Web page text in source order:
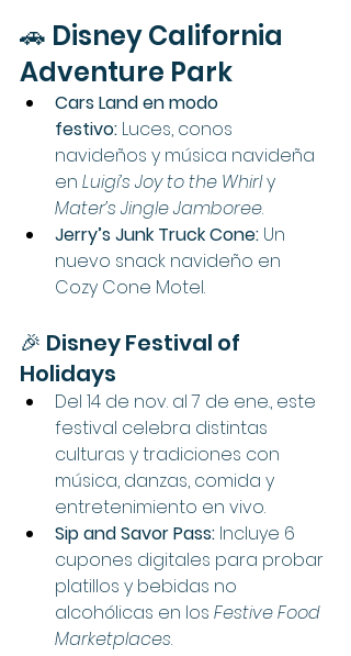
🚗 Disney California
Adventure Park
Cars Land en modo
festivo: Luces, conos
navideños y música navideña
en Luigi’s Joy to the Whirl y
Mater’s Jingle Jamboree.
Jerry’s Junk Truck Cone: Un
nuevo snack navideño en
Cozy Cone Motel.
🎉 Disney Festival of
Holidays
Del 14 de nov. al 7 de ene., este
festival celebra distintas
culturas y tradiciones con
música, danzas, comida y
entretenimiento en vivo.
Sip and Savor Pass: Incluye 6
cupones digitales para probar
platillos y bebidas no
alcohólicas en los Festive Food
Marketplaces.